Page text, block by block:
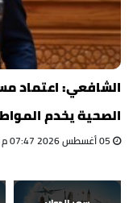
الشافعي: اعتماد
الصحية يخدم